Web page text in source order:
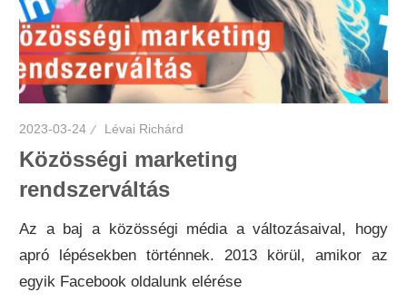
2023-03-24 Lévai Richárd
Közösségi marketing
rendszerváltás
Az a baj a közösségi média a változásaival, hogy
apró lépésekben történnek. 2013 körül, amikor az
egyik Facebook oldalunk elérése